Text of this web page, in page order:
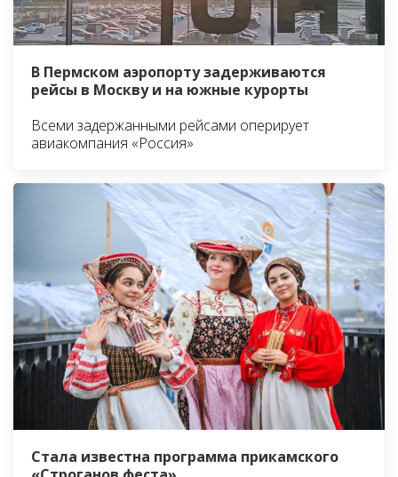
В Пермском аэропорту задерживаются
рейсы в Москву и на южные курорты
Всеми задержанными рейсами оперирует
авиакомпания «Россия»
Стала известна программа прикамского